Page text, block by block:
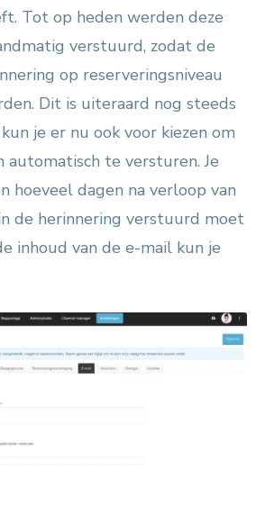
Tot op heden werden deze
verstuurd, zodat de
op reserveringsniveau
Dit is uiteraard nog steeds
je er nu ook voor kiezen om
automatisch te versturen. Je
hoeveel dagen na verloop van
de herinnering verstuurd moet
inhoud van de e-mail kun je